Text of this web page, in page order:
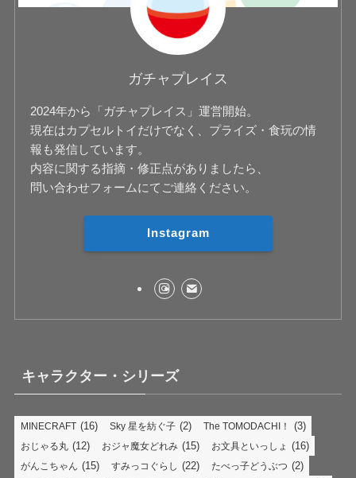
ガチャプレイス
2024年から「ガチャプレイス」運営開始。
現在はカプセルトイだけでなく、プライズ・食玩の情
報も発信しています。
内容に関する指摘・修正点がありましたら、
問い合わせフォームにてご連絡ください。
Instagram
キャラクター・シリーズ
MINECRAFT (16) Sky 星を紡ぐ子 (2) The TOMODACHI！ (3)
おじゃる丸 (12) おジャ魔女どれみ (15) お文具といっしょ (16)
がんこちゃん (15) すみっコぐらし (22) たべっ子どうぶつ (2)